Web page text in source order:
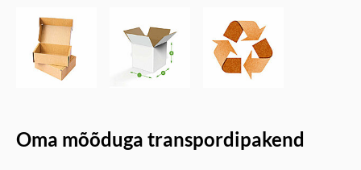
Oma mõõduga transpordipakend